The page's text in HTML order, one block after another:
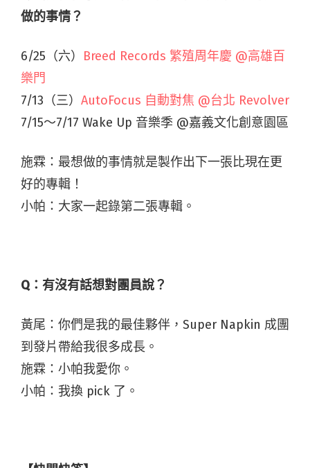
做的事情？
6/25（六） Breed Records 繁殖周年慶 @高雄百
樂門
7/13（三） AutoFocus 自動對焦 @台北 Revolver
7/15～7/17 Wake Up 音樂季 @嘉義文化創意園區
施霖：最想做的事情就是製作出下一張比現在更
好的專輯！
小帕：大家一起錄第二張專輯。
Q：有沒有話想對團員說？
黃尾：你們是我的最佳夥伴，Super Napkin 成團
到發片帶給我很多成長。
施霖：小帕我愛你。
小帕：我換 pick 了。